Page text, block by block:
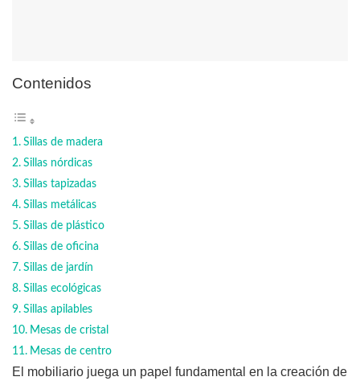
Contenidos
Sillas de madera
Sillas nórdicas
Sillas tapizadas
Sillas metálicas
Sillas de plástico
Sillas de oficina
Sillas de jardín
Sillas ecológicas
Sillas apilables
Mesas de cristal
Mesas de centro
El mobiliario juega un papel fundamental en la creación de